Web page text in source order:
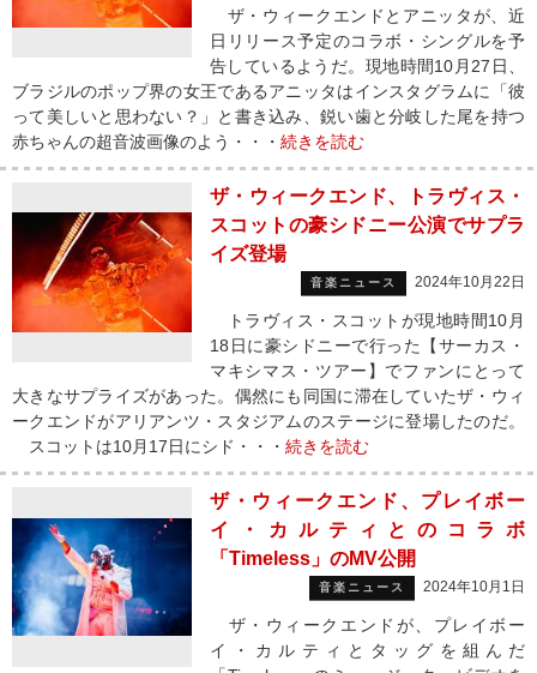
ザ・ウィークエンドとアニッタが、近
日リリース予定のコラボ・シングルを予
告しているようだ。現地時間10月27日、
ブラジルのポップ界の女王であるアニッタはインスタグラムに「彼
って美しいと思わない？」と書き込み、鋭い歯と分岐した尾を持つ
赤ちゃんの超音波画像のよう・・・ 続きを読む
ザ・ウィークエンド、トラヴィス・
スコットの豪シドニー公演でサプラ
イズ登場
音楽ニュース 2024年10月22日
トラヴィス・スコットが現地時間10月
18日に豪シドニーで行った【サーカス・
マキシマス・ツアー】でファンにとって
大きなサプライズがあった。偶然にも同国に滞在していたザ・ウィ
ークエンドがアリアンツ・スタジアムのステージに登場したのだ。
スコットは10月17日にシド・・・ 続きを読む
ザ・ウィークエンド、プレイボー
イ・カルティとのコラボ
「Timeless」のMV公開
音楽ニュース 2024年10月1日
ザ・ウィークエンドが、プレイボー
イ・カルティとタッグを組んだ